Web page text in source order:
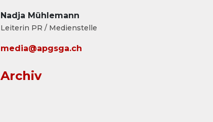
Nadja Mühlemann
Leiterin PR / Medienstelle
media@apgsga.ch
Archiv